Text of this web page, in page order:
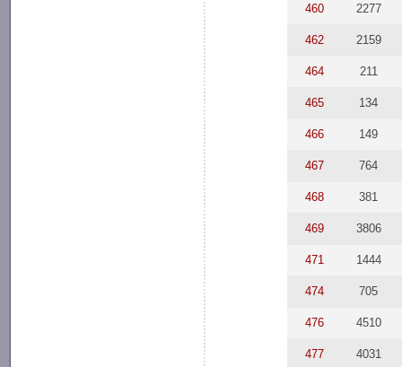
460 2277
462 2159
464 211
465 134
466 149
467 764
468 381
469 3806
471 1444
474 705
476 4510
477 4031